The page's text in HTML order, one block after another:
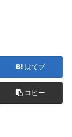
はてブ
コピー